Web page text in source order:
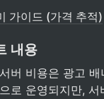
가이드 (가격 추적)
내용
버 비용은 광고 배
로 운영되지만, 서